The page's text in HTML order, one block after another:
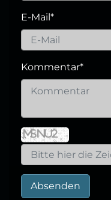
E-Mail *
Kommentar*
Absenden